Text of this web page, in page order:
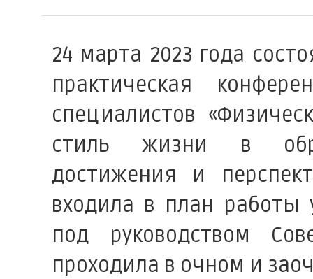
24 марта 2023 года
практическая
специалистов
стиль жизни в
достижения и
входила в план работы
под руководством
проходила в очном и